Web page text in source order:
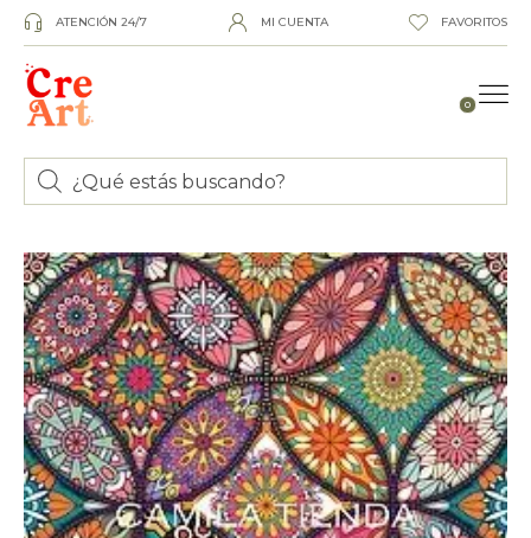
ATENCIÓN 24/7 MI CUENTA FAVORITOS
0